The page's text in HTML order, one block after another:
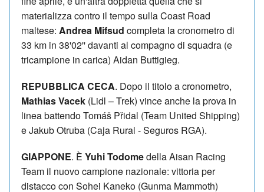
materializza contro il tempo sulla Coast Road
maltese: Andrea Mifsud completa la cronometro di
33 km in 38'02'' davanti al compagno di squadra (e
tricampione in carica) Aidan Buttigieg.
REPUBBLICA CECA. Dopo il titolo a cronometro,
Mathias Vacek (Lidl – Trek) vince anche la prova in
linea battendo Tomáš Přidal (Team United Shipping)
e Jakub Otruba (Caja Rural - Seguros RGA).
GIAPPONE. È Yuhi Todomedella Aisan Racing
Team il nuovo campione nazionale: vittoria per
distacco con Sohei Kaneko (Gunma Mammoth)